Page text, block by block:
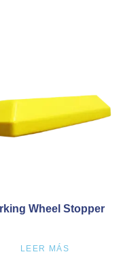
Wheel Stopper
LEER MÁS